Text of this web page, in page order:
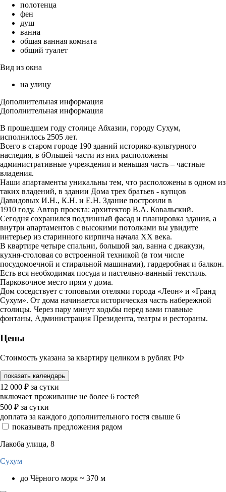
полотенца
фен
душ
ванна
общая ванная комната
общий туалет
Вид из окна
на улицу
Дополнительная информация
Дополнительная информация
В прошедшем году столице Абхазии, городу Сухум,
исполнилось 2505 лет.
Всего в старом городе 190 зданий историко-культурного
наследия, в бОльшей части из них расположены
административные учреждения и меньшая часть – частные
владения.
Наши апартаменты уникальны тем, что расположены в одном из
таких владений, в здании Дома трех братьев - купцов
Давидовых И.Н., К.Н. и Е.Н. Здание построили в
1910 году. Автор проекта: архитектор В.А. Ковальский.
Сегодня сохранился подлинный фасад и планировка здания, а
внутри апартаментов с высокими потолками вы увидите
интерьер из старинного кирпича начала ХХ века.
В квартире четыре спальни, большой зал, ванна с джакузи,
кухня-столовая со встроенной техникой (в том числе
посудомоечной и стиральной машинами), гардеробная и балкон.
Есть вся необходимая посуда и пастельно-ванный текстиль.
Парковочное место прям у дома.
Дом соседствует с топовыми отелями города «Леон» и «Гранд
Сухум». От дома начинается историческая часть набережной
столицы. Через пару минут ходьбы перед вами главные
фонтаны, Администрация Президента, театры и рестораны.
Цены
Стоимость указана за квартиру целиком в рублях РФ
показать календарь
12 000 ₽ за сутки
включает проживание не более 6 гостей
500 ₽ за сутки
доплата за каждого дополнительного гостя свыше 6
показывать предложения рядом
Лакоба улица, 8
Сухум
до Чёрного моря ~ 370 м